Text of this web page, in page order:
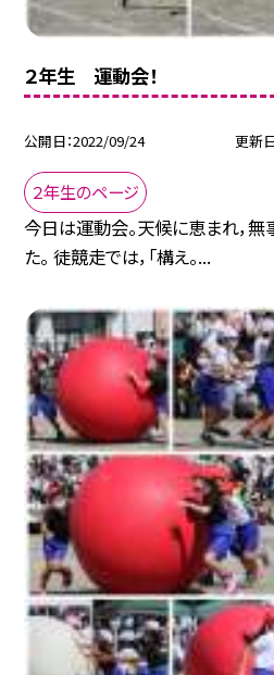
２年生 運動会！
公開日 2022/09/24 更新
２年生のページ
今日は運動会。天候に恵まれ，
た。 徒競走では，「構え。...